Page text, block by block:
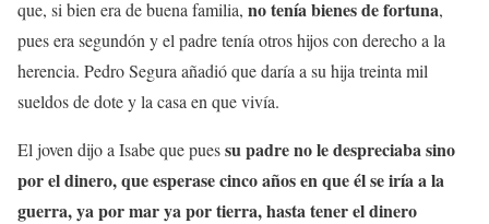
que, si bien era de buena familia, no tenía bienes de fortuna,
pues era segundón y el padre tenía otros hijos con derecho a la
herencia. Pedro Segura añadió que daría a su hija treinta mil
sueldos de dote y la casa en que vivía.
El joven dijo a Isabe que puessu padre no le despreciaba sino
por el dinero, que esperase cinco años en que él se iría a la
guerra, ya por mar ya por tierra, hasta tener el dinero